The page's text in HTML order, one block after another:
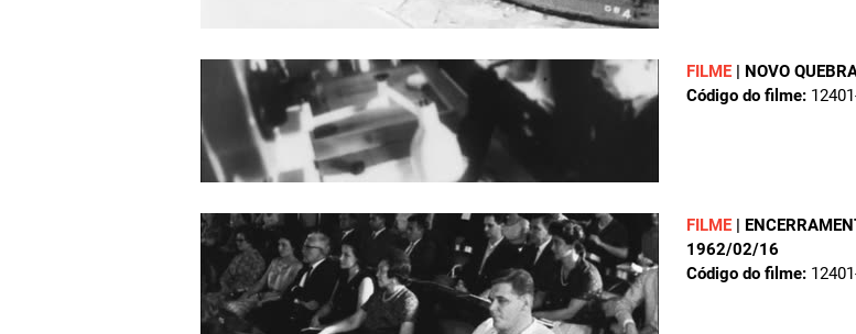
FILME | NOVO
Código do filme:
FILME |
1962/02/16
Código do filme: